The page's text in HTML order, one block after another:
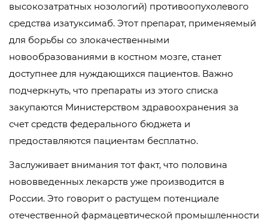
высокозатратных нозологий) противоопухолевого
средства изатуксимаб. Этот препарат, применяемый
для борьбы со злокачественными
новообразованиями в костном мозге, станет
доступнее для нуждающихся пациентов. Важно
подчеркнуть, что препараты из этого списка
закупаются Министерством здравоохранения за
счет средств федерального бюджета и
предоставляются пациентам бесплатно.
Заслуживает внимания тот факт, что половина
нововведенных лекарств уже производится в
России. Это говорит о растущем потенциале
отечественной фармацевтической промышленности